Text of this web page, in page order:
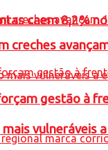
caem 8,2%
mais vulneráveis
creches
gestão à